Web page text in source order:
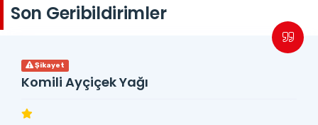
Son Geribildirimler
Şikayet
Komili Ayçiçek Yağı